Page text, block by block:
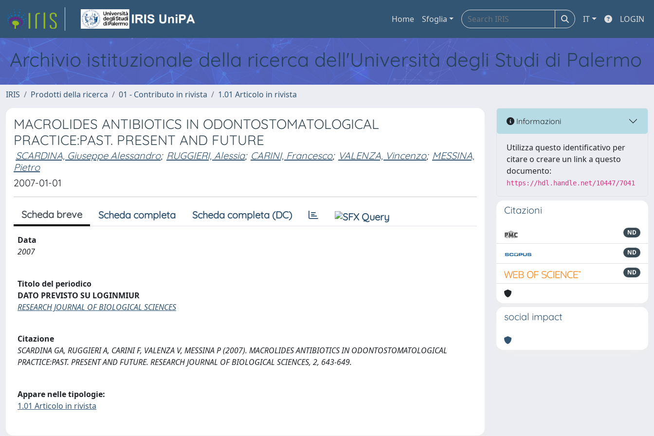
Home Sfoglia IT LOGIN
Archivio istituzionale della ricerca dell'Università degli Studi di Palermo
IRIS Prodotti della ricerca 01 - Contributo in rivista 1.01 Articolo in rivista
MACROLIDES ANTIBIOTICS IN ODONTOSTOMATOLOGICAL
PRACTICE:PAST. PRESENT AND FUTURE
SCARDINA, Giuseppe Alessandro; RUGGIERI, Alessia; CARINI, Francesco; VALENZA, Vincenzo; MESSINA,
Pietro
2007-01-01
Scheda breve Scheda completa Scheda completa (DC)
Data
2007
Titolo del periodico
DATO PREVISTO SU LOGINMIUR
RESEARCH JOURNAL OF BIOLOGICAL SCIENCES
Citazione
SCARDINA GA, RUGGIERI A, CARINI F, VALENZA V, MESSINA P (2007). MACROLIDES ANTIBIOTICS IN ODONTOSTOMATOLOGICAL
PRACTICE:PAST. PRESENT AND FUTURE. RESEARCH JOURNAL OF BIOLOGICAL SCIENCES, 2, 643-649.
Appare nelle tipologie:
1.01 Articolo in rivista
Informazioni
Utilizza questo identificativo per
citare o creare un link a questo
documento:
https://hdl.handle.net/10447/7041
Citazioni
ND
ND
ND
social impact